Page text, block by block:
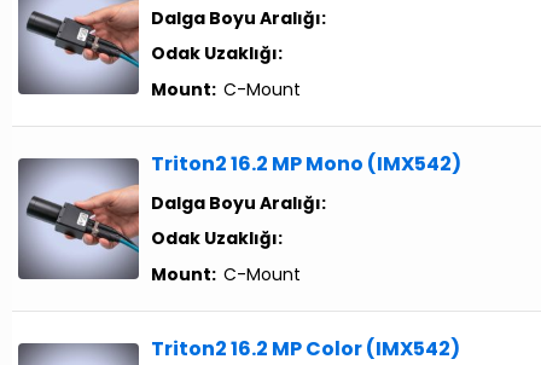
Dalga Boyu Aralığı:
Odak Uzaklığı:
Mount: C-Mount
Triton2 16.2 MP Mono (IMX542)
Dalga Boyu Aralığı:
Odak Uzaklığı:
Mount: C-Mount
Triton2 16.2 MP Color (IMX542)